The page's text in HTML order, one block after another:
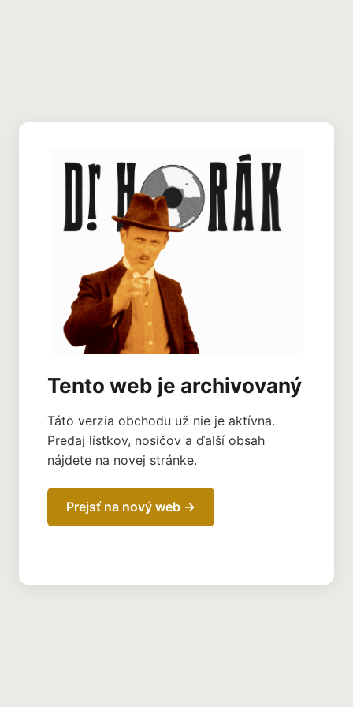
Tento web je archivovaný
Táto verzia obchodu už nie je aktívna.
Predaj lístkov, nosičov a ďalší obsah
nájdete na novej stránke.
Prejsť na nový web →